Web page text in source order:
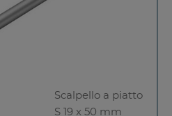
Scalpello a piatto
S 19 x 50 mm